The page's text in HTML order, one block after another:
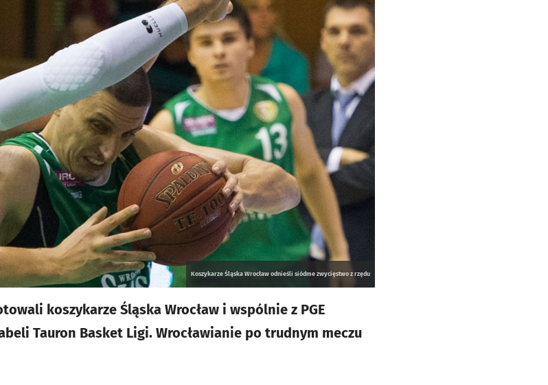
Koszykarze Śląska Wrocław odnieśli siódme zwycięstwo z rzędu
koszykarze Śląska Wrocław i wspólnie z PGE
Tauron Basket Ligi. Wrocławianie po trudnym meczu